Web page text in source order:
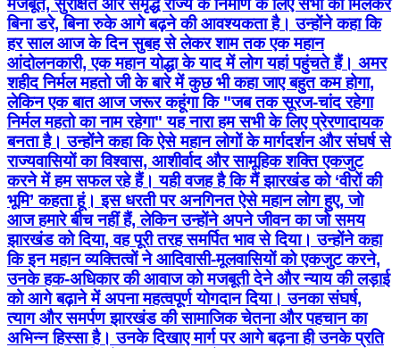
मजबूत, सुरक्षित और समृद्ध राज्य के निर्माण के लिए सभी को मिलकर
बिना डरे, बिना रुके आगे बढ़ने की आवश्यकता है। उन्होंने कहा कि
हर साल आज के दिन सुबह से लेकर शाम तक एक महान
आंदोलनकारी, एक महान योद्धा के याद में लोग यहां पहुंचते हैं। अमर
शहीद निर्मल महतो जी के बारे में कुछ भी कहा जाए बहुत कम होगा,
लेकिन एक बात आज जरूर कहूंगा कि "जब तक सूरज-चांद रहेगा
निर्मल महतो का नाम रहेगा" यह नारा हम सभी के लिए प्रेरणादायक
बनता है। उन्होंने कहा कि ऐसे महान लोगों के मार्गदर्शन और संघर्ष से
राज्यवासियों का विश्वास, आशीर्वाद और सामूहिक शक्ति एकजुट
करने में हम सफल रहे हैं। यही वजह है कि मैं झारखंड को ‘वीरों की
भूमि’ कहता हूं। इस धरती पर अनगिनत ऐसे महान लोग हुए, जो
आज हमारे बीच नहीं हैं, लेकिन उन्होंने अपने जीवन का जो समय
झारखंड को दिया, वह पूरी तरह समर्पित भाव से दिया। उन्होंने कहा
कि इन महान व्यक्तित्वों ने आदिवासी-मूलवासियों को एकजुट करने,
उनके हक-अधिकार की आवाज को मजबूती देने और न्याय की लड़ाई
को आगे बढ़ाने में अपना महत्वपूर्ण योगदान दिया। उनका संघर्ष,
त्याग और समर्पण झारखंड की सामाजिक चेतना और पहचान का
अभिन्न हिस्सा है। उनके दिखाए मार्ग पर आगे बढ़ना ही उनके प्रति